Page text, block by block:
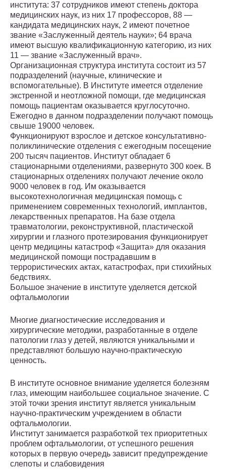
института: 37 сотрудников имеют степень доктора
медицинских наук, из них 17 профессоров, 88 —
кандидата медицинских наук, 2 имеют почетное
звание «Заслуженный деятель науки»; 64 врача
имеют высшую квалификационную категорию, из них
11 — звание «Заслуженный врач».
Организационная структура института состоит из 57
подразделений (научные, клинические и
вспомогательные). В Институте имеется отделение
экстренной и неотложной помощи, где медицинская
помощь пациентам оказывается круглосуточно.
Ежегодно в данном подразделении получают помощь
свыше 19000 человек.
Функционируют взрослое и детское консультативно-
поликлинические отделения с ежегодным посещение
200 тысяч пациентов. Институт обладает 6
стационарными отделениями, развернуто 300 коек. В
стационарных отделениях получают лечение около
9000 человек в год. Им оказывается
высокотехнологичная медицинская помощь с
применением современных технологий, имплантов,
лекарственных препаратов. На базе отдела
травматологии, реконструктивной, пластической
хирургии и глазного протезирования функционирует
центр медицины катастроф «Защита» для оказания
медицинской помощи пострадавшим в
террористических актах, катастрофах, при стихийных
бедствиях.
Большое значение в институте уделяется детской
офтальмологии
Многие диагностические исследования и
хирургические методики, разработанные в отделе
патологии глаз у детей, являются уникальными и
представляют большую научно-практическую
ценность.
В институте основное внимание уделяется болезням
глаз, имеющим наибольшее социальное значение. С
этой точки зрения институт является уникальным
научно-практическим учреждением в области
офтальмологии.
Институт занимается разработкой тех приоритетных
проблем офтальмологии, от успешного решения
которых в первую очередь зависит предупреждение
слепоты и слабовидения